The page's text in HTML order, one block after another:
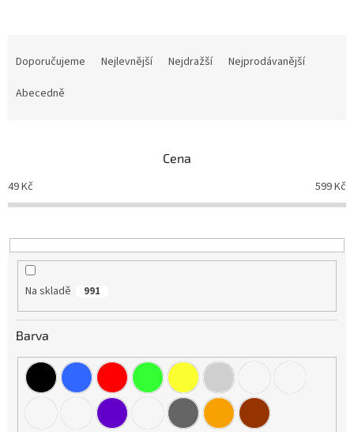
o
d
k
t
Doporučujeme Nejlevnější Nejdražší
Nejprodávanější
Abecedně
Cena
49Kč 599Kč
Na skladě 991
Barva